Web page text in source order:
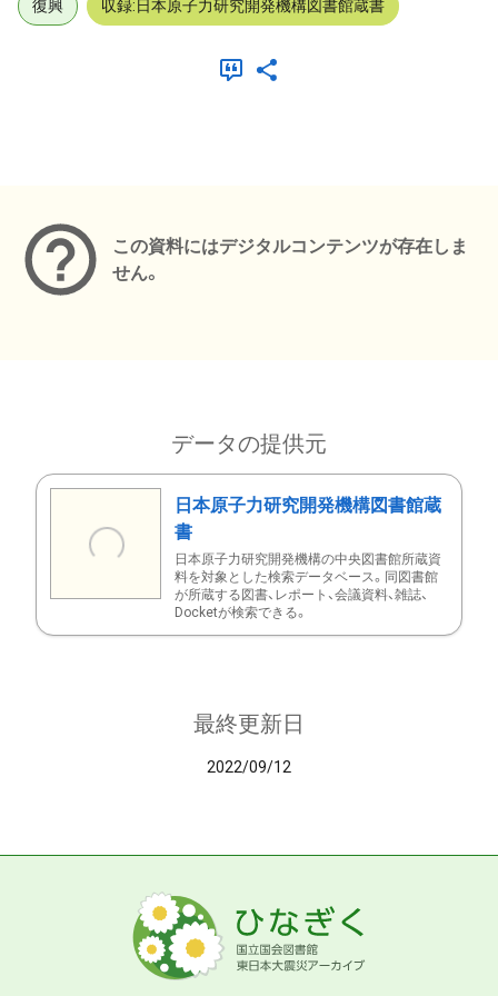
復興 収録:日本原子力研究開発機構図書館蔵書
この資料にはデジタルコンテンツが存在しま
せん。
データの提供元
日本原子力研究開発機構図書館蔵
書
日本原子力研究開発機構の中央図書館所蔵資
料を対象とした検索データベース。同図書館
が所蔵する図書、レポート、会議資料、雑誌、
Docketが検索できる。
最終更新日
2022/09/12